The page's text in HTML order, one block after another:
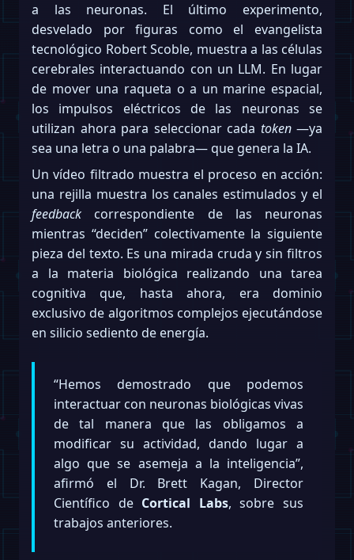
a las neuronas. El último experimento,
desvelado por figuras como el evangelista
tecnológico Robert Scoble, muestra a las células
cerebrales interactuando con un LLM. En lugar
de mover una raqueta o a un marine espacial,
los impulsos eléctricos de las neuronas se
utilizan ahora para seleccionar cada token—ya
sea una letra o una palabra— que genera la IA.
Un vídeo filtrado muestra el proceso en acción:
una rejilla muestra los canales estimulados y el
feedback correspondiente de las neuronas
mientras “deciden” colectivamente la siguiente
pieza del texto. Es una mirada cruda y sin filtros
a la materia biológica realizando una tarea
cognitiva que, hasta ahora, era dominio
exclusivo de algoritmos complejos ejecutándose
en silicio sediento de energía.
“Hemos demostrado que podemos
interactuar con neuronas biológicas vivas
de tal manera que las obligamos a
modificar su actividad, dando lugar a
algo que se asemeja a la inteligencia”,
afirmó el Dr. Brett Kagan, Director
Científico de Cortical Labs, sobre sus
trabajos anteriores.